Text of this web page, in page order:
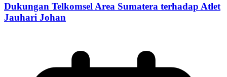
Dukungan Telkomsel Area Sumatera terhadap Atlet
Jauhari Johan